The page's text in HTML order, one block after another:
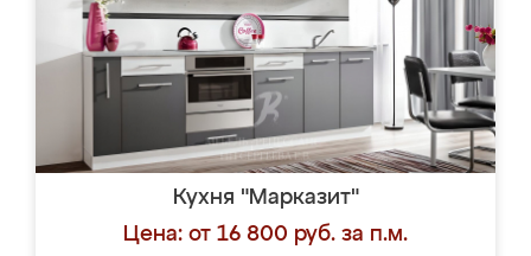
Кухня "Марказит"
Цена: от 16 800 руб. за п.м.